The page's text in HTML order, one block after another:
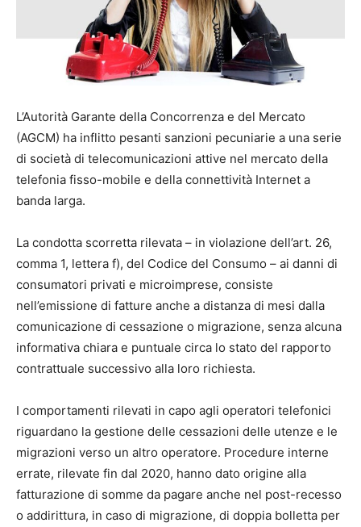
L’Autorità Garante della Concorrenza e del Mercato
(AGCM) ha inflitto pesanti sanzioni pecuniarie a una serie
di società di telecomunicazioni attive nel mercato della
telefonia fisso-mobile e della connettività Internet a
banda larga.
La condotta scorretta rilevata – in violazione dell’art. 26,
comma 1, lettera f), del Codice del Consumo – ai danni di
consumatori privati e microimprese, consiste
nell’emissione di fatture anche a distanza di mesi dalla
comunicazione di cessazione o migrazione, senza alcuna
informativa chiara e puntuale circa lo stato del rapporto
contrattuale successivo alla loro richiesta.
I comportamenti rilevati in capo agli operatori telefonici
riguardano la gestione delle cessazioni delle utenze e le
migrazioni verso un altro operatore. Procedure interne
errate, rilevate fin dal 2020, hanno dato origine alla
fatturazione di somme da pagare anche nel post-recesso
o addirittura, in caso di migrazione, di doppia bolletta per